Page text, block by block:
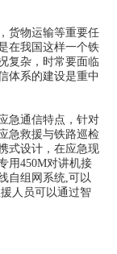
货物运输等重要任
在我国这样一个铁
复杂，时常要面临
体系的建设是重中
急通信特点，针对
急救援与铁路巡检
式设计，在应急现
用450M对讲机接
自组网系统,可以
人员可以通过智